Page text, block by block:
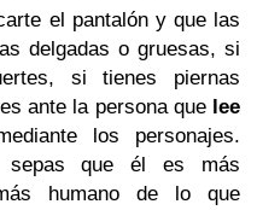
el pantalón y que las
delgadas o gruesas, si
si tienes piernas
ante la persona que lee
los personajes.
sepas que él es más
humano de lo que